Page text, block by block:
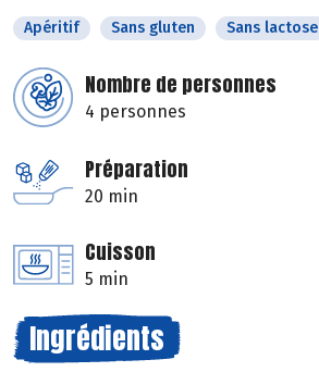
Apéritif Sans gluten Sans lactose
Nombre de personnes
4 personnes
Préparation
20 min
Cuisson
5 min
Ingrédients